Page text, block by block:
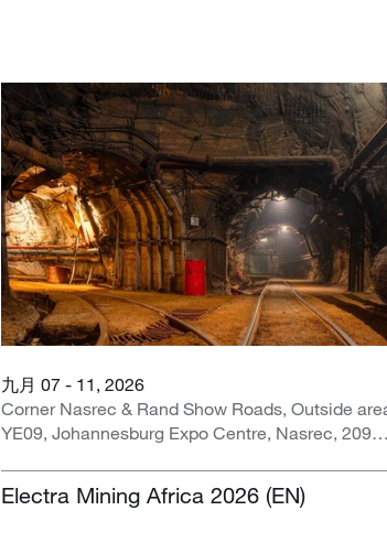
九月 07 - 11, 2026
Corner Nasrec & Rand Show Roads, Outside
YE09, Johannesburg Expo Centre, Nasrec, 2091,
Electra Mining Africa 2026 (EN)